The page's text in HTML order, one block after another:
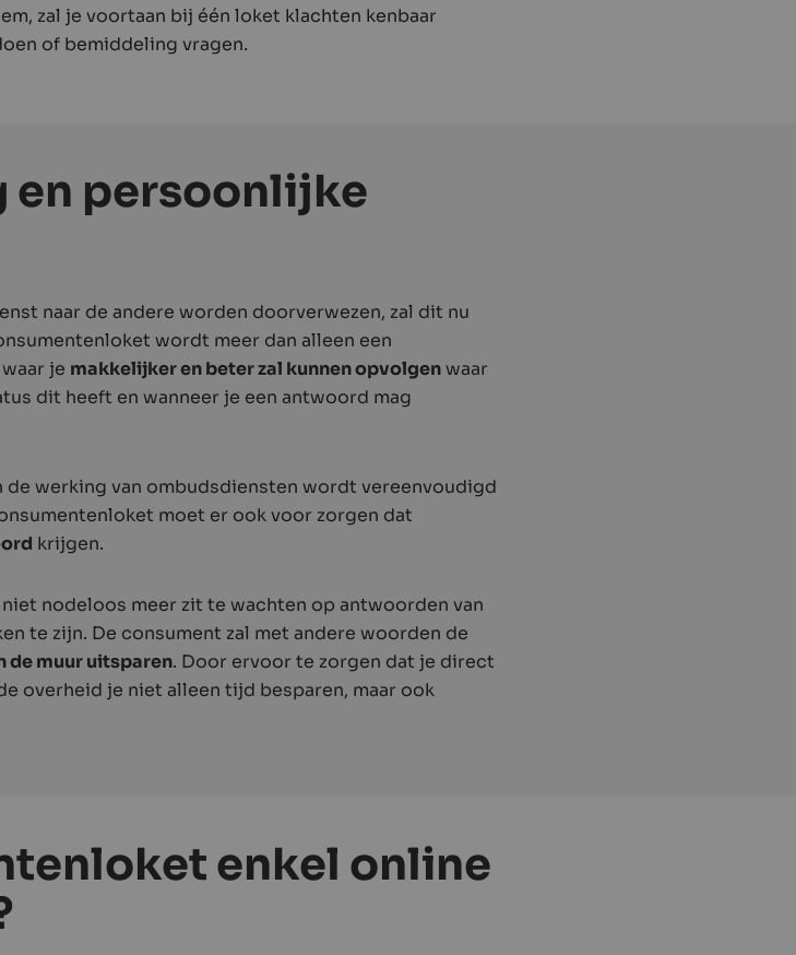
zal je voortaan bij één loket klachten kenbaar
of bemiddeling vragen.
en persoonlijke
naar de andere worden doorverwezen, zal dit nu
wordt meer dan alleen een
je makkelijker en beter zal kunnen opvolgenwaar
dit heeft en wanneer je een antwoord mag
de werking van ombudsdiensten wordt vereenvoudigd
moet er ook voor zorgen dat
krijgen.
nodeloos meer zit te wachten op antwoorden van
te zijn. De consument zal met andere woorden de
de muur uitsparen. Door ervoor te zorgen dat je direct
overheid je niet alleen tijd besparen, maar ook
enkel online